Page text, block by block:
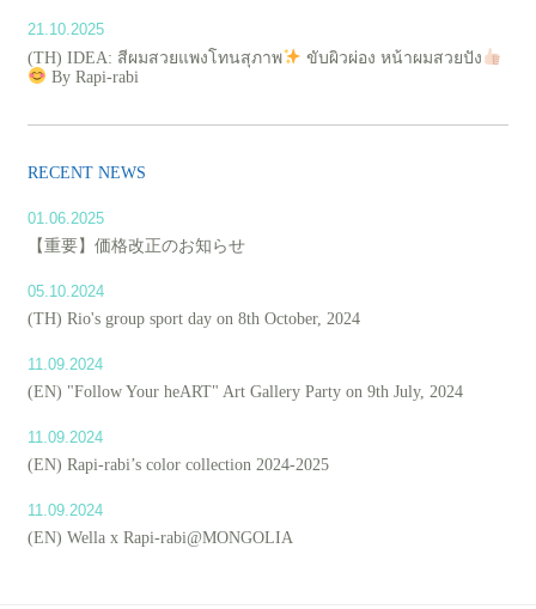
21.10.2025
(TH) IDEA: สีผมสวยแพงโทนสุภาพ
ขับผิวผ่อง หน้าผมสวยปัง
By Rapi-rabi
RECENT NEWS
01.06.2025
【重要】価格改正のお知らせ
05.10.2024
(TH) Rio's group sport day on 8th October, 2024
11.09.2024
(EN) "Follow Your heART" Art Gallery Party on 9th July, 2024
11.09.2024
(EN) Rapi-rabi’s color collection 2024-2025
11.09.2024
(EN) Wella x Rapi-rabi@MONGOLIA